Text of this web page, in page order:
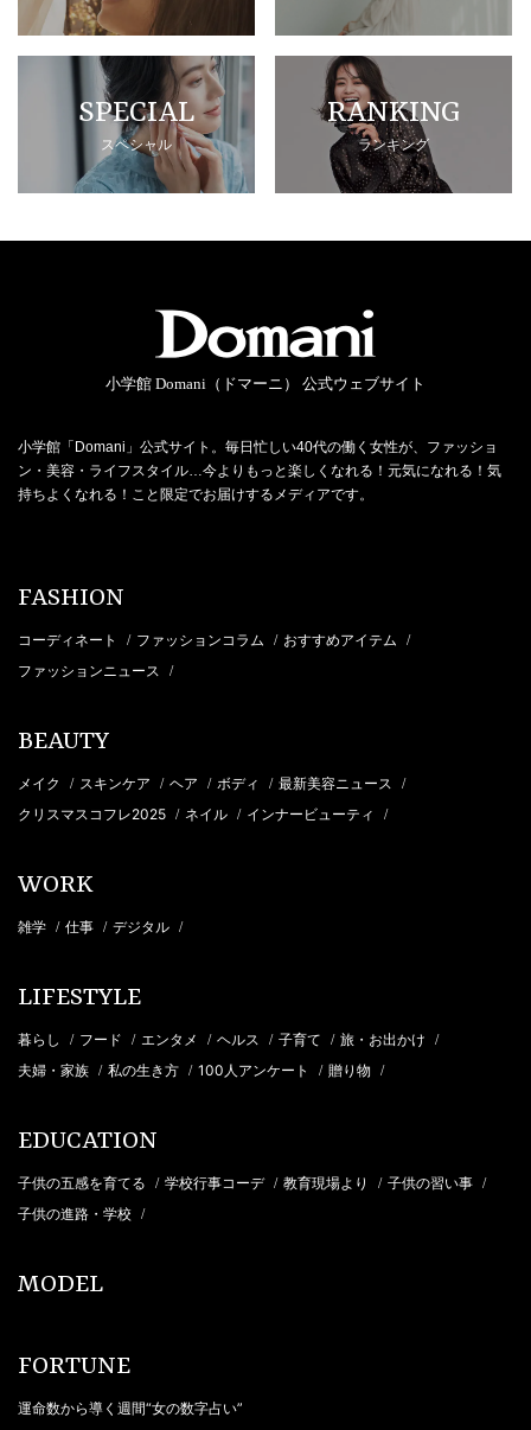
SPECIAL
スペシャル
RANKING
ランキング
小学館 Domani（ドマーニ） 公式ウェブサイト
小学館「Domani」公式サイト。毎日忙しい40代の働く女性が、ファッショ
ン・美容・ライフスタイル…今よりもっと楽しくなれる！元気になれる！気
持ちよくなれる！こと限定でお届けするメディアです。
FASHION
コーディネート / ファッションコラム / おすすめアイテム /
ファッションニュース /
BEAUTY
メイク / スキンケア / ヘア / ボディ / 最新美容ニュース /
クリスマスコフレ2025 / ネイル / インナービューティ /
WORK
雑学 / 仕事 / デジタル /
LIFESTYLE
暮らし / フード / エンタメ / ヘルス / 子育て / 旅・お出かけ /
夫婦・家族 / 私の生き方 / 100人アンケート / 贈り物 /
EDUCATION
子供の五感を育てる / 学校行事コーデ / 教育現場より / 子供の習い事 /
子供の進路・学校 /
MODEL
FORTUNE
運命数から導く週間“女の数字占い”